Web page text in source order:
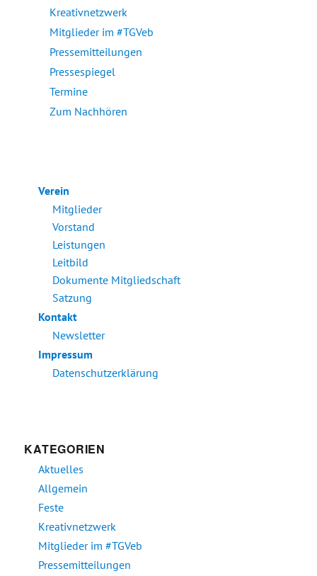
Kreativnetzwerk
Mitglieder im #TGVeb
Pressemitteilungen
Pressespiegel
Termine
Zum Nachhören
Verein
Mitglieder
Vorstand
Leistungen
Leitbild
Dokumente Mitgliedschaft
Satzung
Kontakt
Newsletter
Impressum
Datenschutzerklärung
KATEGORIEN
Aktuelles
Allgemein
Feste
Kreativnetzwerk
Mitglieder im #TGVeb
Pressemitteilungen